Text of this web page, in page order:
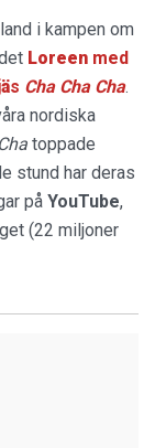
i kampen om
Loreen med
s Cha Cha Cha.
nordiska
toppade
stund har deras
på YouTube,
(22 miljoner